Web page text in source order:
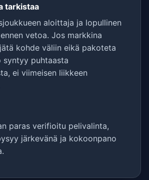
tarkistaa
aloittaja ja lopullinen
vetoa. Jos markkina
kohde väliin eikä pakoteta
syntyy puhtaasta
ei viimeisen liikkeen
paras verifioitu pelivalinta,
järkevänä ja kokoonpano